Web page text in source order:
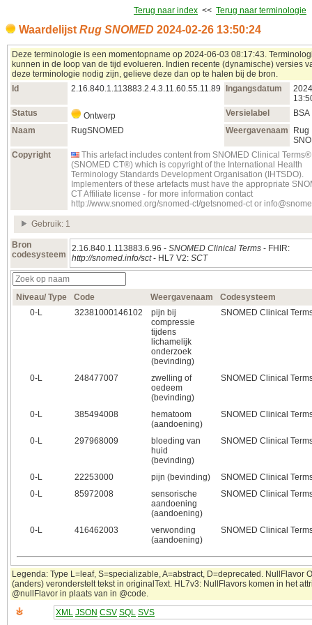
Terug naar index << Terug naar terminologie
Waardelijst Rug SNOMED 2024‑02‑26 13:50:24
Deze terminologie is een momentopname op 2024‑06‑03 08:17:43.
kunnen in de loop van de tijd evolueren. Indien recente (dynamische) versies
deze terminologie nodig zijn, gelieve deze dan op te halen bij de bron.
Id
2.16.840.1.113883.2.4.3.11.60.55.11.89 Ingangsdatum
Status
Ontwerp Versielabel
BSA
Naam
RugSNOMED Weergavenaam
Rug
Copyright
This artefact includes content from SNOMED Clinical Terms®
(SNOMED CT®) which is copyright of the International Health
Terminology Standards Development Organisation (IHTSDO).
Implementers of these artefacts must have the appropriate
CT Affiliate license - for more information contact
http://www.snomed.org/snomed-ct/getsnomed-ct or
Gebruik: 1
Bron
codesysteem
2.16.840.1.113883.6.96 - SNOMED Clinical Terms - FHIR:
http://snomed.info/sct- HL7 V2: SCT
Niveau/ Type Code Weergavenaam
Codesysteem
0‑L
32381000146102
pijn bij
compressie
tijdens
lichamelijk
onderzoek
(bevinding)
SNOMED Clinical
0‑L 248477007
zwelling of
oedeem
(bevinding)
SNOMED Clinical
0‑L 385494008
hematoom
(aandoening)
SNOMED Clinical
0‑L 297968009
bloeding van
huid
(bevinding)
SNOMED Clinical
0‑L 22253000 pijn (bevinding)
SNOMED Clinical
0‑L
85972008
sensorische
aandoening
(aandoening)
SNOMED Clinical
0‑L 416462003
verwonding
(aandoening)
SNOMED Clinical
Legenda: Type L=leaf, S=specializable, A=abstract, D=deprecated. NullFlavor
(anders) veronderstelt tekst in originalText. HL7v3: NullFlavors komen in het
@nullFlavor in plaats van in @code.
XML JSON CSV SQL SVS